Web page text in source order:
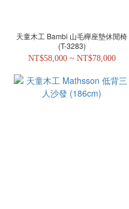
天童木工 Bambi 山毛櫸座墊休閒椅
(T-3283)
NT$58,000 ~ NT$78,000